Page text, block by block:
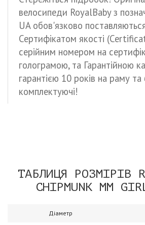
велосипеди RoyalBaby з
UA обов'язково
Сертифікатом якості
серійним номером на
голограмою, та Гарантійною
гарантією 10 років на раму та
комплектуючі!
ТАБЛИЦЯ РОЗМІРІВ
CHIPMUNK MM
Діаметр